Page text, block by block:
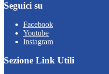
Seguici su
Facebook
Youtube
Instagram
Sezione Link Utili